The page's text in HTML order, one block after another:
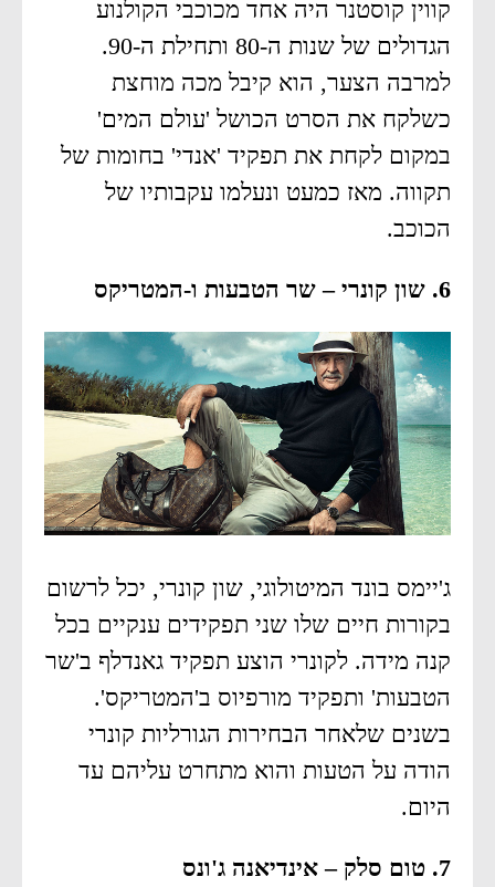
קווין קוסטנר היה אחד מכוכבי הקולנוע
הגדולים של שנות ה-80 ותחילת ה-90.
למרבה הצער, הוא קיבל מכה מוחצת
כשלקח את הסרט הכושל 'עולם המים'
במקום לקחת את תפקיד 'אנדי' בחומות של
תקווה. מאז כמעט ונעלמו עקבותיו של
הכוכב.
6. שון קונרי – שר הטבעות ו-המטריקס
ג'יימס בונד המיטולוגי, שון קונרי, יכל לרשום
בקורות חיים שלו שני תפקידים ענקיים בכל
קנה מידה. לקונרי הוצע תפקיד גאנדלף ב'שר
הטבעות' ותפקיד מורפיוס ב'המטריקס'.
בשנים שלאחר הבחירות הגורליות קונרי
הודה על הטעות והוא מתחרט עליהם עד
היום.
7. טום סלק – אינדיאנה ג'ונס